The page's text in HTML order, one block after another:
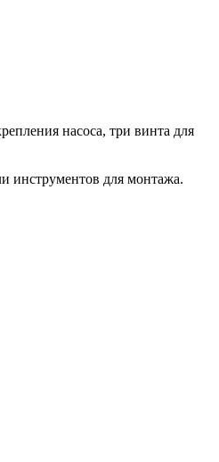
насоса, три винта для
инструментов для монтажа.